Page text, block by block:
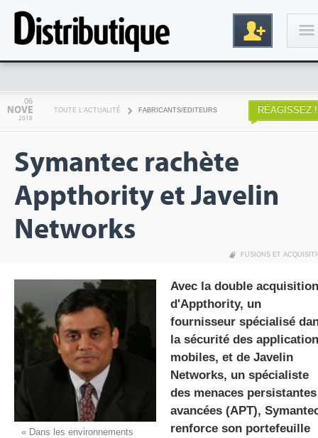
gratuite
06
NOVE
2018
TOUTE L'ACTUALITÉ FABRICANTS/EDITEURS RÉAGISSEZ !
Symantec rachète
Appthority et Javelin
Networks
FUSIONS ET
« Dans les environnements
Avec la double acquisition
d'Appthority, un
fournisseur spécialisé
la sécurité des
mobiles, et de Javelin
Networks, un spécialiste
des menaces persistantes
avancées (APT),
renforce son portefeuille